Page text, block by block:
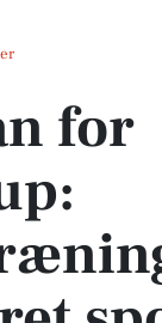
Prøvetræninger i
for